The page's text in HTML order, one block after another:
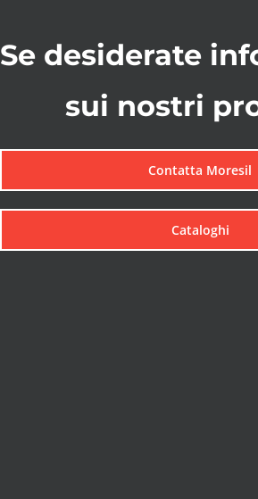
Se desiderate
sui nostri
Contatta Moresil
Cataloghi